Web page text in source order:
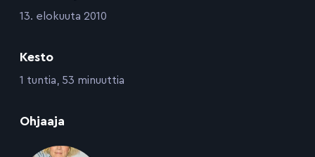
:13. elokuuta 2010
Kesto
:1 tuntia, 53 minuuttia
Ohjaaja